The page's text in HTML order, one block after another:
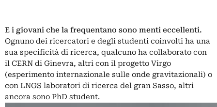
E i giovani che la frequentano sono menti eccellenti.
Ognuno dei ricercatori e degli studenti coinvolti ha una
sua specificità di ricerca, qualcuno ha collaborato con
il CERN di Ginevra, altri con il progetto Virgo
(esperimento internazionale sulle onde gravitazionali) o
con LNGS laboratori di ricerca del gran Sasso, altri
ancora sono PhD student.